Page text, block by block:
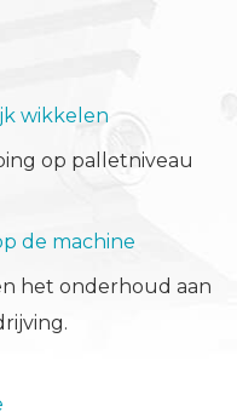
wikkelen
op palletniveau
de machine
het onderhoud aan